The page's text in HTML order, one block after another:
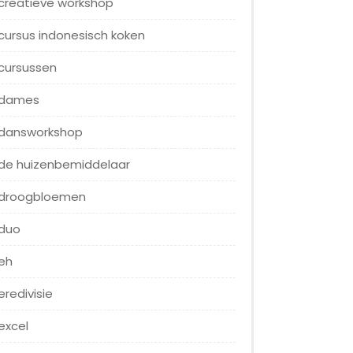
indonesisch koken
huizenbemiddelaar